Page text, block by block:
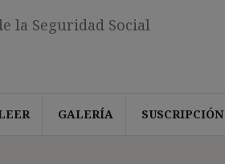
la Seguridad Social
GALERÍA SUSCRIPCIÓN